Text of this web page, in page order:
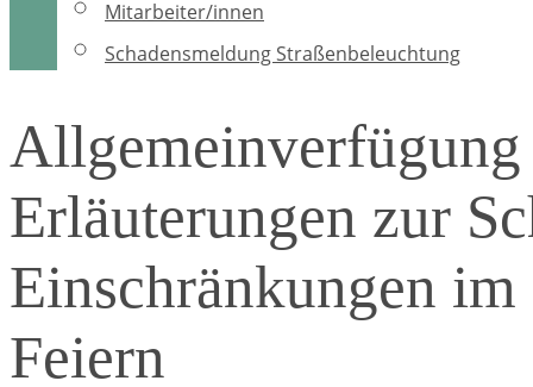
Mitarbeiter/innen
Schadensmeldung Straßenbeleuchtung
Allgemeinverfügung
Erläuterungen zur
Einschränkungen
Feiern